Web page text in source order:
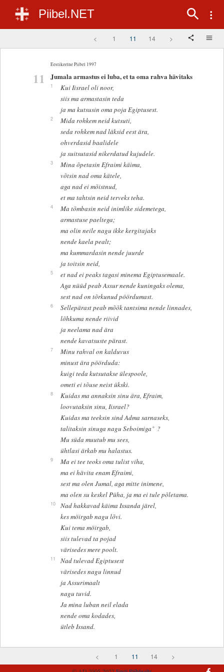
Piibel.NET
< 1 11 14 >
Eestikeelne Piibel 1997
11 Jumala armastus ei luba, et ta oma rahva hävitaks
1
Kui Iisrael oli noor,
siis ma armastasin teda
ja ma kutsusin oma poja Egiptusest.
2
Mida rohkem neid kutsuti,
seda rohkem nad läksid eest ära,
ohverdasid baalidele
ja suitsutasid nikerdatud kujudele.
3
Mina õpetasin Efraimi käima,
võtsin nad oma kätele,
aga nad ei mõistnud,
et ma tahtsin neid terveks teha.
4
Ma tõmbasin neid inimlike sidemetega,
armastuse paeltega;
ma olin neile nagu ikke kergitajaks
nende kaela pealt;
ma kummardasin nende juurde
ja toitsin neid,
5
et nad ei peaks tagasi minema Egiptusemaale.
Aga nüüd peab Assur nende kuningaks olema,
sest nad on tõrkunud pöördumast.
6
Sellepärast peab mõõk tantsima nende linnades,
lõhkuma nende riivid
ja neelama nad ära
nende kavatsuste pärast.
7
Minu rahval on kalduvus
minust ära pöörduda:
kuigi teda kutsutakse ülespoole,
ometi ei tõuse neist ükski.
8
Kuidas ma annaksin sinu ära, Efraim,
loovutaksin sinu, Iisrael?
Kuidas ma teeksin sind Adma sarnaseks,
talitaksin sinuga nagu Seboimiga+?
Mu süda muutub mu sees,
ühtlasi ärkab mu halastus.
9
Ma ei tee teoks oma tulist viha,
ma ei hävita enam Efraimi,
sest ma olen Jumal, aga mitte inimene,
ma olen su keskel Püha, ja ma ei tule põletama.
10
Nad hakkavad käima Issanda järel,
kes möirgab nagu lõvi.
Kui tema möirgab,
siis tulevad ta pojad
värisedes mere poolt.
11
Nad tulevad Egiptusest
värisedes nagu linnud
ja Assurimaalt
nagu tuvid.
Ja mina luban neil elada
nende oma kodades,
ütleb Issand.
< 1 11 14 >